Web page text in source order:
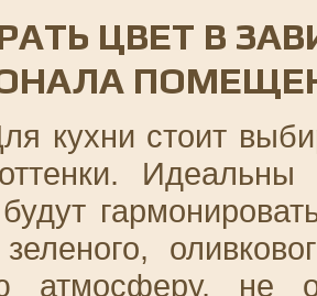
ЦВЕТ В
кухни стоит
атмосферу, не